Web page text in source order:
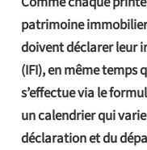
patrimoine
doivent déclarer leur
(IFI), en même temps
s’effectue via le
un calendrier qui
déclaration et du